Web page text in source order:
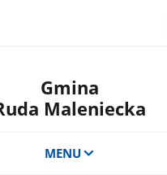
Gmina
Maleniecka
MENU